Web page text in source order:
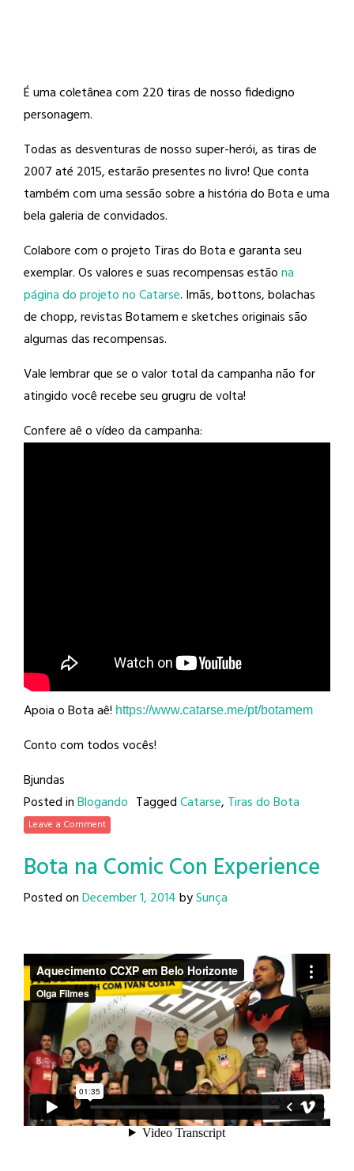
É uma coletânea com 220 tiras de nosso fidedigno
personagem.
Todas as desventuras de nosso super-herói, as tiras de
2007 até 2015, estarão presentes no livro! Que conta
também com uma sessão sobre a história do Bota e uma
bela galeria de convidados.
Colabore com o projeto Tiras do Bota e garanta seu
exemplar. Os valores e suas recompensas estãona
página do projeto no Catarse. Imãs, bottons, bolachas
de chopp, revistas Botamem e sketches originais são
algumas das recompensas.
Vale lembrar que se o valor total da campanha não for
atingido você recebe seu grugru de volta!
Confere aê o vídeo da campanha:
Apoia o Bota aê! https://www.catarse.me/pt/botamem
Conto com todos vocês!
Bjundas
Posted inBlogando TaggedCatarse, Tiras do Bota
Leave a Comment
Bota na Comic Con Experience
Posted onDecember 1, 2014bySunça